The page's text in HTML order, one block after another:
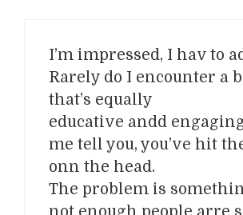
I’m impressed, I hav to
Rarely do I encounter a
that’s equally
educative andd
me tell you, you’ve hit
onn the head.
The problem is